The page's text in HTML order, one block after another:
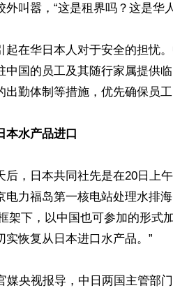
外叫嚣，“这是租界吗？这是华
起在华日本人对于安全的担忧
中国的员工及其随行家属提供
出勤体制等措施，优先确保员工
本水产品进口
后，日本共同社先是在20日上
电力福岛第一核电站处理水排
架下，以中国也可参加的形式
实恢复从日本进口水产品。”
媒央视报导，中日两国主管部